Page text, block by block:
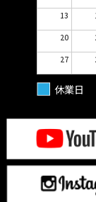
13
20
27
休業日